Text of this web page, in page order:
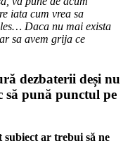
iata cum vrea sa
Daca nu mai exista
sa avem grija ce
dezbaterii deși nu
să pună punctul pe
subiect ar trebui să ne